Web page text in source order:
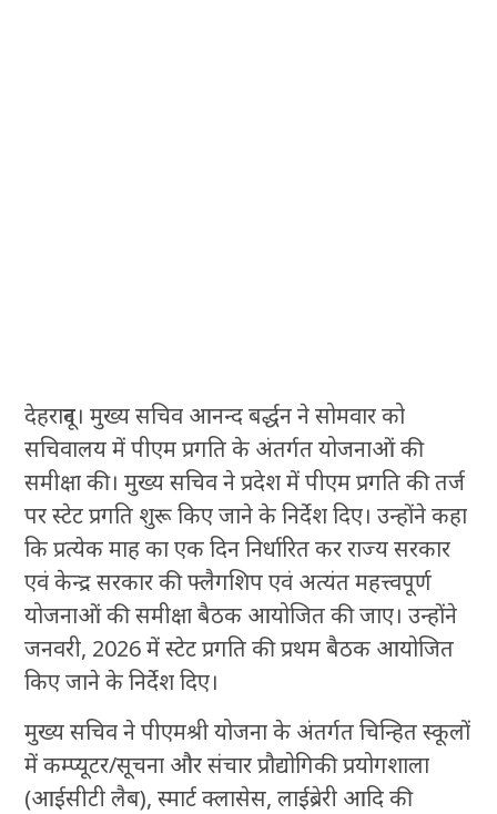
देहरादून। मुख्य सचिव आनन्द बर्द्धन ने सोमवार को
सचिवालय में पीएम प्रगति के अंतर्गत योजनाओं की
समीक्षा की। मुख्य सचिव ने प्रदेश में पीएम प्रगति की तर्ज
पर स्टेट प्रगति शुरू किए जाने के निर्देश दिए। उन्होंने कहा
कि प्रत्येक माह का एक दिन निर्धारित कर राज्य सरकार
एवं केन्द्र सरकार की फ्लैगशिप एवं अत्यंत महत्त्वपूर्ण
योजनाओं की समीक्षा बैठक आयोजित की जाए। उन्होंने
जनवरी, 2026 में स्टेट प्रगति की प्रथम बैठक आयोजित
किए जाने के निर्देश दिए।
मुख्य सचिव ने पीएमश्री योजना के अंतर्गत चिन्हित स्कूलों
में कम्प्यूटर/सूचना और संचार प्रौद्योगिकी प्रयोगशाला
(आईसीटी लैब), स्मार्ट क्लासेस, लाईब्रेरी आदि की